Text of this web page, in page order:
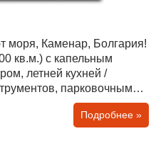
моря, Каменар, Болгария!
летней кухней /
парковочным
деревьев и
Дом новый и
составляет
Подробнее »